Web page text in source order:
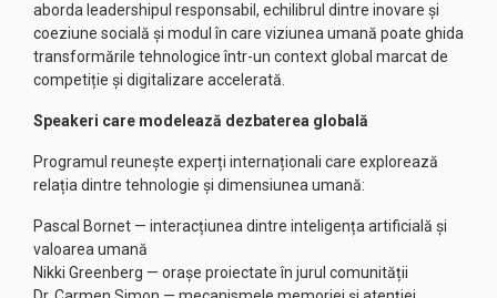
aborda leadershipul responsabil, echilibrul dintre inovare și
coeziune socială și modul în care viziunea umană poate ghida
transformările tehnologice într-un context global marcat de
competiție și digitalizare accelerată.
Speakeri care modelează dezbaterea globală
Programul reunește experți internaționali care explorează
relația dintre tehnologie și dimensiunea umană:
Pascal Bornet — interacțiunea dintre inteligența artificială și
valoarea umană
Nikki Greenberg — orașe proiectate în jurul comunității